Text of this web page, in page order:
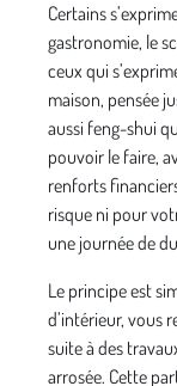
Certains
gastronomie, le
ceux qui
maison, pensée
aussi feng-shui
pouvoir le faire,
renforts
risque ni pour
une journée de
Le principe est
d’intérieur, vous
suite à des
arrosée. Cette